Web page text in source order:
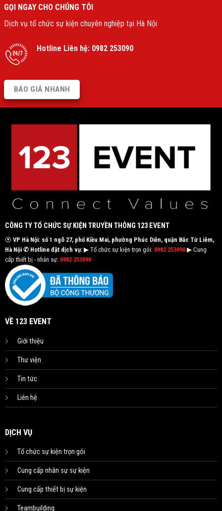
GỌI NGAY CHO CHÚNG TÔI
Dịch vụ tổ chức sự kiện chuyên nghiệp tại Hà Nội
Hotline Liên hệ: 0982 253090
BÁO GIÁ NHANH
CÔNG TY TỔ CHỨC SỰ KIỆN TRUYỀN THÔNG 123 EVENT
⦿ VP Hà Nội: số 1 ngõ 27, phố Kiều Mai, phường Phúc Diễn, quận Bắc Từ Liêm,
Hà Nội ✆ Hotline đặt dịch vụ:▶ Tổ chức sự kiện trọn gói: 0982 253090▶ Cung
cấp thiết bị - nhân sự: 0982 253090
VỀ 123 EVENT
Giới thiệu
Thư viện
Tin tức
Liên hệ
DỊCH VỤ
Tổ chức sự kiện trọn gói
Cung cấp nhân sự sự kiện
Cung cấp thiết bị sự kiện
Teambuilding